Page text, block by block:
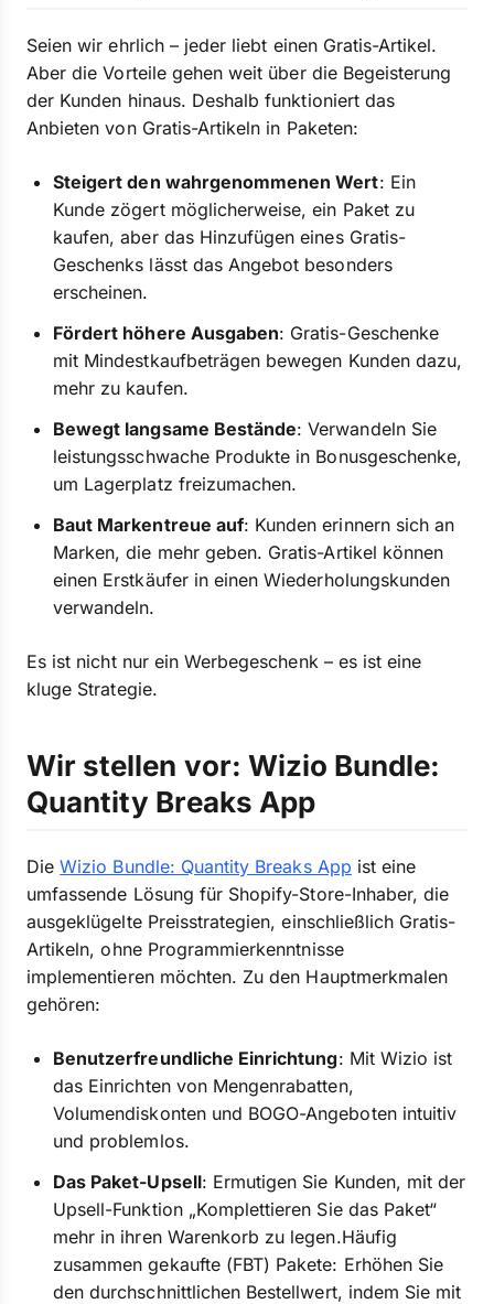
Seien wir ehrlich – jeder liebt einen Gratis-Artikel.
Aber die Vorteile gehen weit über die Begeisterung
der Kunden hinaus. Deshalb funktioniert das
Anbieten von Gratis-Artikeln in Paketen:
Steigert den wahrgenommenen Wert: Ein
Kunde zögert möglicherweise, ein Paket zu
kaufen, aber das Hinzufügen eines Gratis-
Geschenks lässt das Angebot besonders
erscheinen.
Fördert höhere Ausgaben: Gratis-Geschenke
mit Mindestkaufbeträgen bewegen Kunden dazu,
mehr zu kaufen.
Bewegt langsame Bestände: Verwandeln Sie
leistungsschwache Produkte in Bonusgeschenke,
um Lagerplatz freizumachen.
Baut Markentreue auf: Kunden erinnern sich an
Marken, die mehr geben. Gratis-Artikel können
einen Erstkäufer in einen Wiederholungskunden
verwandeln.
Es ist nicht nur ein Werbegeschenk – es ist eine
kluge Strategie.
Wir stellen vor: Wizio Bundle:
Quantity Breaks App
DieWizio Bundle: Quantity Breaks App ist eine
umfassende Lösung für Shopify-Store-Inhaber, die
ausgeklügelte Preisstrategien, einschließlich Gratis-
Artikeln, ohne Programmierkenntnisse
implementieren möchten. Zu den Hauptmerkmalen
gehören:
Benutzerfreundliche Einrichtung: Mit Wizio ist
das Einrichten von Mengenrabatten,
Volumendiskonten und BOGO-Angeboten intuitiv
und problemlos.
Das Paket-Upsell: Ermutigen Sie Kunden, mit der
Upsell-Funktion „Komplettieren Sie das Paket“
mehr in ihren Warenkorb zu legen.Häufig
zusammen gekaufte (FBT) Pakete: Erhöhen Sie
den durchschnittlichen Bestellwert, indem Sie mit